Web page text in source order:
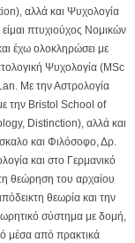
αλλά και Ψυχολογία
πτυχιούχος Νομικών
έχω ολοκληρώσει με
Ψυχολογία (MSc
Με την Αστρολογία
την Bristol School of
Distinction), αλλά και
και Φιλόσοφο, Δρ.
και στο Γερμανικό
θεώρηση του αρχαίου
θεωρία και την
σύστημα με δομή,
μέσα από πρακτικά